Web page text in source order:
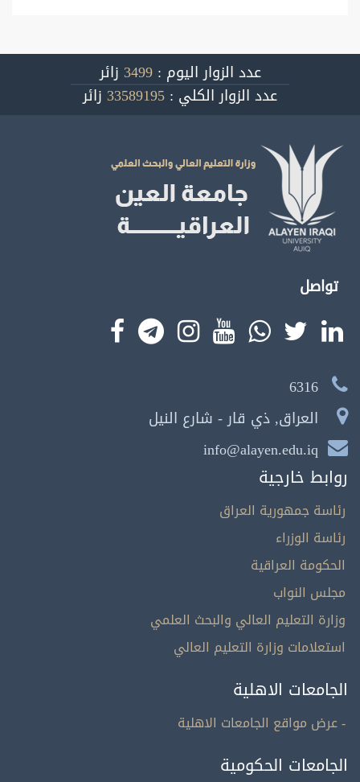
عدد الزوار اليوم :3499 زائر
عدد الزوار الكلي : 33589195 زائر
تواصل
6316
العراق, ذي قار - شارع النيل
info@alayen.edu.iq
روابط خارجية
رئاسة جمهورية العراق
رئاسة الوزراء
الحكومة العراقية
مجلس النواب
وزارة التعليم العالي والبحث العلمي
استعلامات وزارة التعليم العالي
الجامعات الاهلية
- عرض مواقع الجامعات الاهلية
الجامعات الحكومية